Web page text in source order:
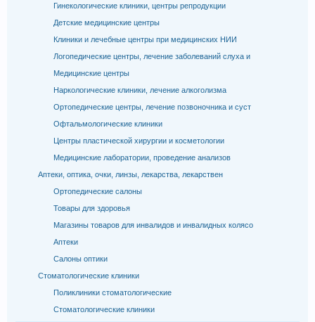
Гинекологические клиники, центры репродукции
Детские медицинские центры
Клиники и лечебные центры при медицинских НИИ
Логопедические центры, лечение заболеваний слуха и
Медицинские центры
Наркологические клиники, лечение алкоголизма
Ортопедические центры, лечение позвоночника и суст
Офтальмологические клиники
Центры пластической хирургии и косметологии
Медицинские лаборатории, проведение анализов
Аптеки, оптика, очки, линзы, лекарства, лекарствен
Ортопедические салоны
Товары для здоровья
Магазины товаров для инвалидов и инвалидных колясо
Аптеки
Салоны оптики
Стоматологические клиники
Поликлиники стоматологические
Стоматологические клиники